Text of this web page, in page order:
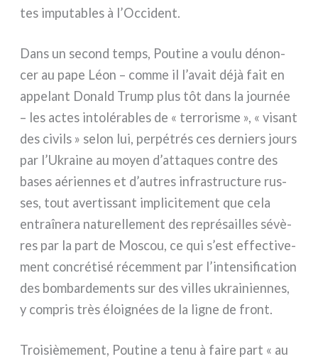
tes impu­ta­bles à l’Occident.
Dans un second temps, Poutine a vou­lu dénon­
cer au pape Léon – com­me il l’avait déjà fait en
appe­lant Donald Trump plus tôt dans la jour­née
– les actes into­lé­ra­bles de « ter­ro­ri­sme », « visant
des civils » selon lui, per­pé­trés ces der­niers jours
par l’Ukraine au moyen d’attaques con­tre des
bases aérien­nes et d’autres infra­struc­tu­re rus­
ses, tout aver­tis­sant impli­ci­te­ment que cela
entraî­ne­ra natu­rel­le­ment des repré­sail­les sévè­
res par la part de Moscou, ce qui s’est effec­ti­ve­
ment con­cré­ti­sé récem­ment par l’intensification
des bom­bar­de­men­ts sur des vil­les ukrai­nien­nes,
y com­pris très éloi­gnées de la ligne de front.
Troisièmement, Poutine a tenu à fai­re part « au